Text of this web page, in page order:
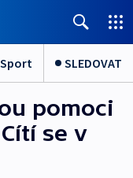
Sport SLEDOVAT
pomoci
se v